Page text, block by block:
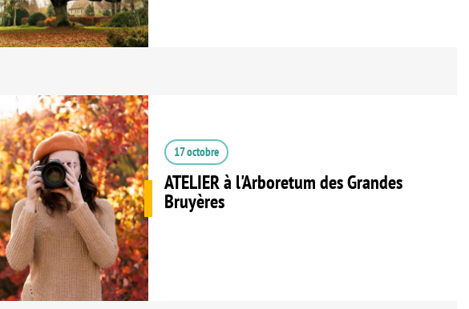
17 octobre
ATELIER à l'Arboretum des Grandes
Bruyères